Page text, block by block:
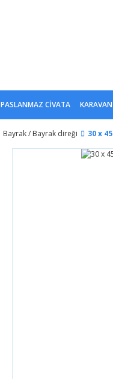
PASLANMAZ CİVATA KARAVAN
Bayrak / Bayrak direği 30 x